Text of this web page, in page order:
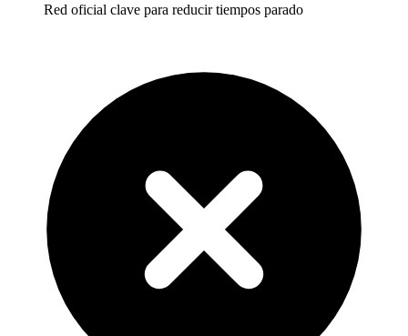
Red oficial clave para reducir tiempos parado